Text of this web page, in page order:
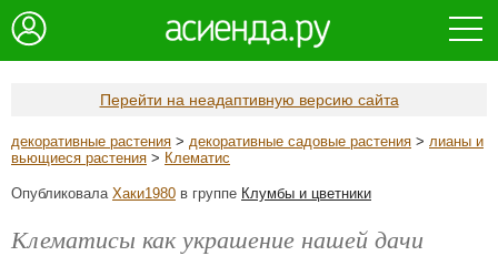
Перейти на неадаптивную версию сайта
декоративные растения > декоративные садовые растения > лианы и
вьющиеся растения > Клематис
Опубликовала Хаки1980 в группе Клумбы и цветники
Клематисы как украшение нашей дачи